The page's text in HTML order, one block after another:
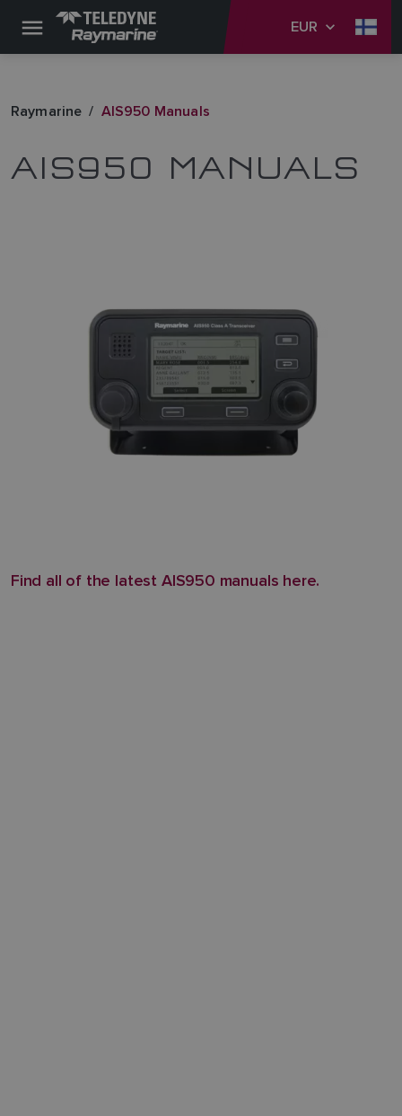
EUR
Raymarine AIS950 Manuals
AIS950 MANUALS
Find all of the latest AIS950 manuals here.